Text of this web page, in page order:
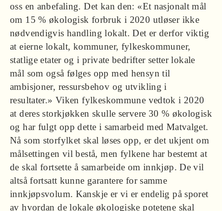
oss en anbefaling. Det kan den: «Et nasjonalt mål
om 15 % økologisk forbruk i 2020 utløser ikke
nødvendigvis handling lokalt. Det er derfor viktig
at eierne lokalt, kommuner, fylkeskommuner,
statlige etater og i private bedrifter setter lokale
mål som også følges opp med hensyn til
ambisjoner, ressursbehov og utvikling i
resultater.» Viken fylkeskommune vedtok i 2020
at deres storkjøkken skulle servere 30 % økologisk
og har fulgt opp dette i samarbeid med Matvalget.
Nå som storfylket skal løses opp, er det ukjent om
målsettingen vil bestå, men fylkene har bestemt at
de skal fortsette å samarbeide om innkjøp. De vil
altså fortsatt kunne garantere for samme
innkjøpsvolum. Kanskje er vi er endelig på sporet
av hvordan de lokale økologiske potetene skal